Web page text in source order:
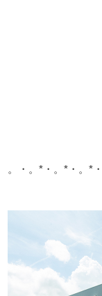
。・。*・。*・。*